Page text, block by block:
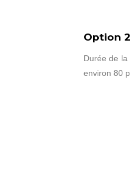
Option 2
Durée de
environ 80